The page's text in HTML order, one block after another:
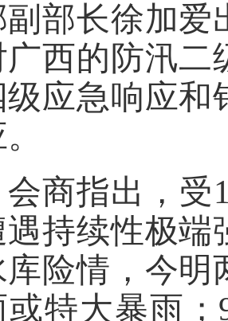
副部长徐加爱
广西的防汛二
级应急响应
会商指出，受
遇持续性极端
库险情，今明
特大暴雨；